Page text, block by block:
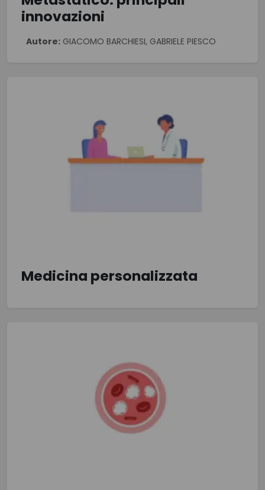
innovazioni
Autore: GIACOMO BARCHIESI, GABRIELE PIESCO
Medicina personalizzata